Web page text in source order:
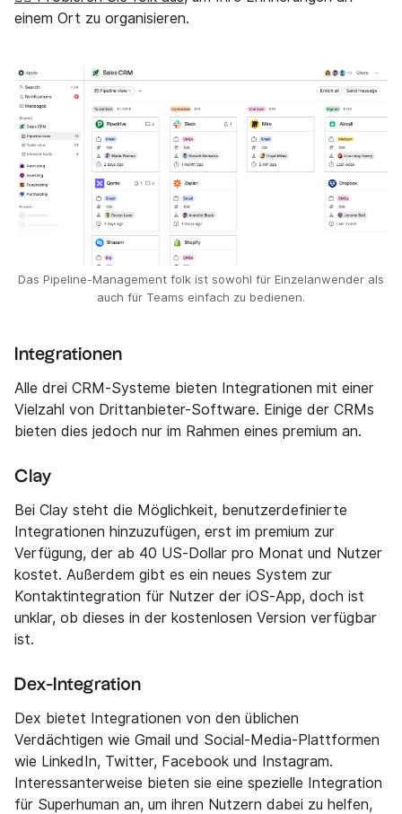
einem Ort zu organisieren.
Das Pipeline-Management folk ist sowohl für Einzelanwender als
auch für Teams einfach zu bedienen.
Integrationen
Alle drei CRM-Systeme bieten Integrationen mit einer
Vielzahl von Drittanbieter-Software. Einige der CRMs
bieten dies jedoch nur im Rahmen eines premium an.
Clay
Bei Clay steht die Möglichkeit, benutzerdefinierte
Integrationen hinzuzufügen, erst im premium zur
Verfügung, der ab 40 US-Dollar pro Monat und Nutzer
kostet. Außerdem gibt es ein neues System zur
Kontaktintegration für Nutzer der iOS-App, doch ist
unklar, ob dieses in der kostenlosen Version verfügbar
ist.
Dex-Integration
Dex bietet Integrationen von den üblichen
Verdächtigen wie Gmail und Social-Media-Plattformen
wie LinkedIn, Twitter, Facebook und Instagram.
Interessanterweise bieten sie eine spezielle Integration
für Superhuman an, um ihren Nutzern dabei zu helfen,